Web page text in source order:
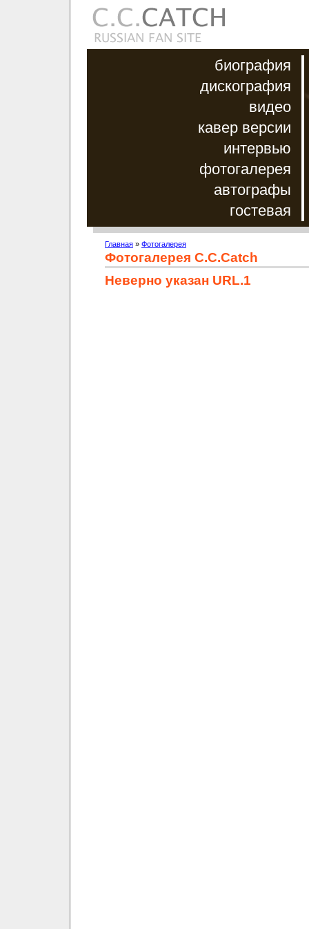
биография
дискография
видео
кавер версии
интервью
фотогалерея
автографы
гостевая
Главная » Фотогалерея
Фотогалерея C.C.Catch
Неверно указан URL.1